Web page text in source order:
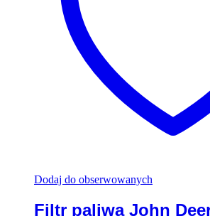
Dodaj do obserwowanych
Filtr paliwa John